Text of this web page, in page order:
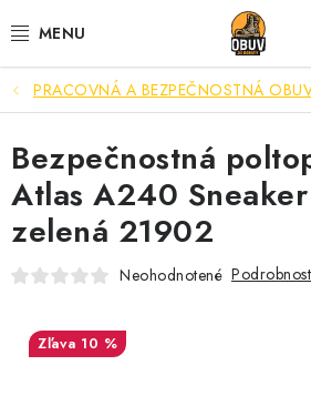
na
PRACOVNÁ A BEZPEČNOSTNÁ
VOĽNOČASOVÁ OBUV
VÝPREDAJ
VLOŽKY
IMPREGNÁCIA A OCHRANA
PRACOVNÁ A BEZPEČNOSTNÁ
Bezpečnostná
Atlas A240
zelená 21902
Neohodnotené
10 %